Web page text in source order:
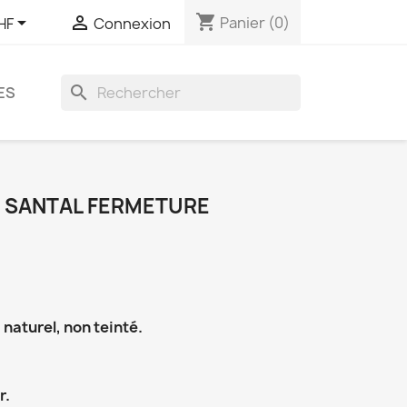
  Connexion shopping_cart Panier (0)
search
FERMETURE
naturel, non teinté.